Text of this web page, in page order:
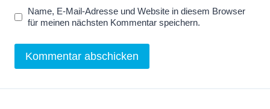
Name, E-Mail-Adresse und Website in diesem Browser
für meinen nächsten Kommentar speichern.